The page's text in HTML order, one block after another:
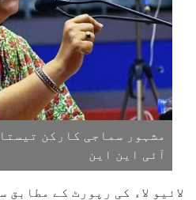
مشہور سماجی کارکن
آئی این این
لائیو لاء کی رپورٹ کے